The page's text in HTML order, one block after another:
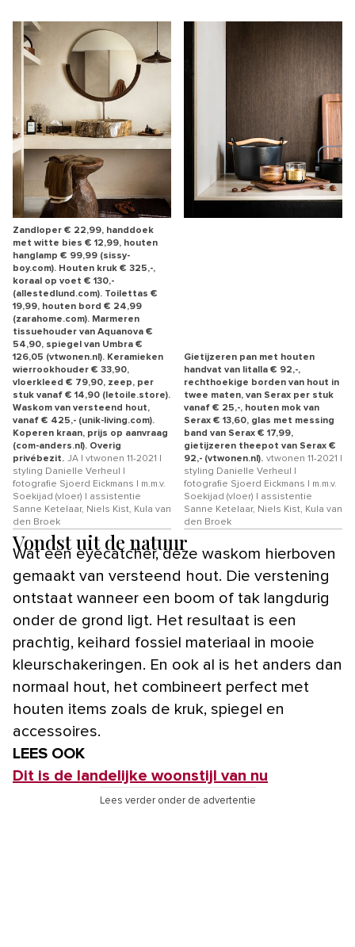
Zandloper € 22,99, handdoek
met witte bies € 12,99, houten
hanglamp € 99,99 (sissy-
boy.com). Houten kruk € 325,-,
koraal op voet € 130,-
(allestedlund.com). Toilettas €
19,99, houten bord € 24,99
(zarahome.com). Marmeren
tissue­houder van Aquanova €
54,90, spiegel van Umbra €
126,05 (vtwonen.nl). Keramieken
wierrookhouder € 33,90,
vloerkleed € 79,90, zeep, per
stuk vanaf € 14,90 (letoile.store).
Waskom van versteend hout,
vanaf € 425,- (unik-living.com).
Koperen kraan, prijs op aanvraag
(com-anders.nl). Overig
privébezit. JA | vtwonen 11-2021 |
styling Danielle Verheul |
fotografie Sjoerd Eickmans | m.m.v.
Soekijad (vloer) | assistentie
Sanne Ketelaar, Niels Kist, Kula van
den Broek
Gietijzeren pan met houten
handvat van Iitalla € 92,-,
rechthoekige borden van hout in
twee maten, van Serax per stuk
vanaf € 25,-, houten mok van
Serax € 13,60, glas met messing
band van Serax € 17,99,
gietijzeren theepot van Serax €
92,- (vtwonen.nl). vtwonen 11-2021 |
styling Danielle Verheul |
fotografie Sjoerd Eickmans | m.m.v.
Soekijad (vloer) | assistentie
Sanne Ketelaar, Niels Kist, Kula van
den Broek
Vondst uit de natuur
Wat een eyecatcher, deze waskom hierboven
gemaakt van versteend hout. Die verstening
ontstaat wanneer een boom of tak langdurig
onder de grond ligt. Het resultaat is een
prachtig, keihard fossiel materiaal in mooie
kleurschakeringen. En ook al is het anders dan
normaal hout, het combineert perfect met
houten items zoals de kruk, spiegel en
accessoires.
LEES OOK
Dit is de landelijke woonstijl van nu
Lees verder onder de advertentie